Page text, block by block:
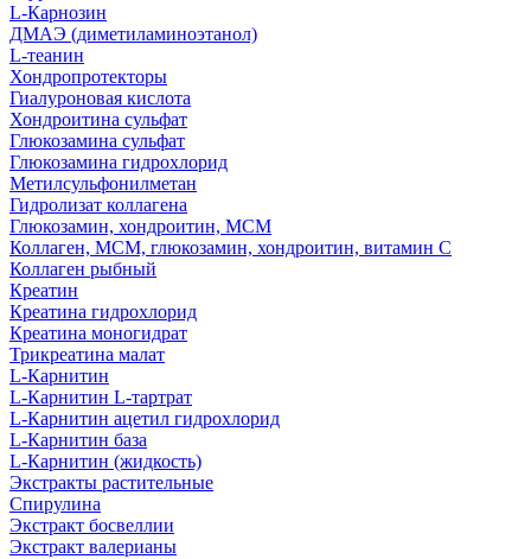
L-Карнозин
ДМАЭ (диметиламиноэтанол)
L-теанин
Хондропротекторы
Гиалуроновая кислота
Хондроитина сульфат
Глюкозамина сульфат
Глюкозамина гидрохлорид
Метилсульфонилметан
Гидролизат коллагена
Глюкозамин, хондроитин, МСМ
Коллаген, МСМ, глюкозамин, хондроитин, витамин С
Коллаген рыбный
Креатин
Креатина гидрохлорид
Креатина моногидрат
Трикреатина малат
L-Карнитин
L-Карнитин L-тартрат
L-Карнитин ацетил гидрохлорид
L-Карнитин база
L-Карнитин (жидкость)
Экстракты растительные
Спирулина
Экстракт босвеллии
Экстракт валерианы